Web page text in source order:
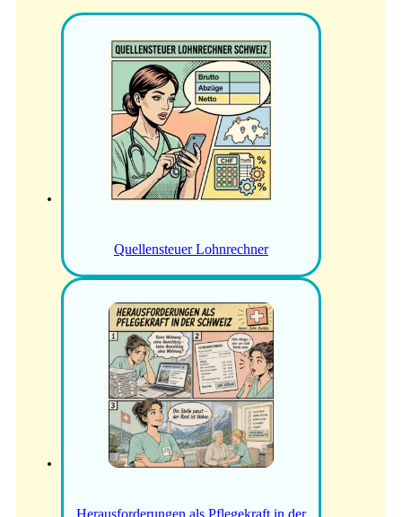
Quellensteuer Lohnrechner
Herausforderungen als Pflegekraft in der